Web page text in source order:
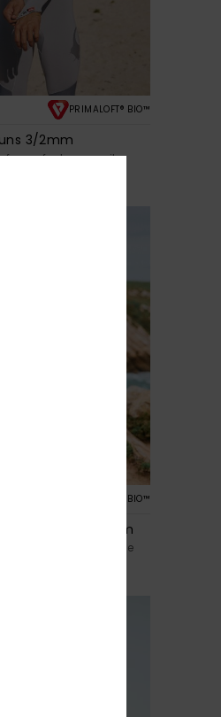
PRIMALOFT® BIO™
3/2mm
com fecho no peito
PRIMALOFT® BIO™
Sessions 6/5/4mm
com fecho no peito e